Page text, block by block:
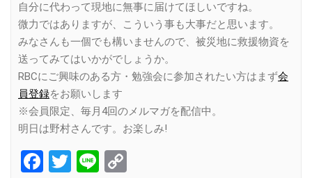
自分に代わって現地に無事に届けてほしいですね。
微力ではありますが、こういう事も大事だと思います。
みなさんも一個でも構いませんので、被災地に救援物資を
送ってみてはいかがでしょうか。
RBCにご興味のある方・勉強会に参加されたい方はまず会
員登録をお願いします
※会員限定、毎月4回のメルマガを配信中。
明日は野村さんです。お楽しみ!
Facebook
Twitter
Line